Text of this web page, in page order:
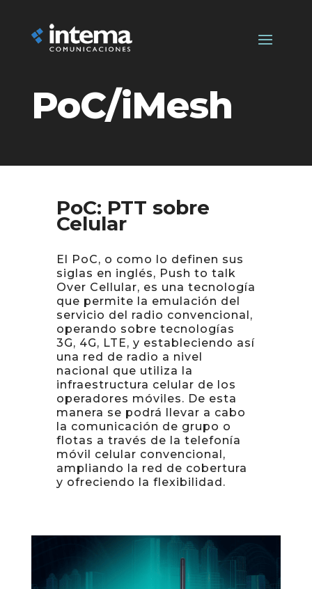
PoC/iMesh
PoC: PTT sobre
Celular
El PoC, o como lo definen sus
siglas en inglés, Push to talk
Over Cellular, es una tecnología
que permite la emulación del
servicio del radio convencional,
operando sobre tecnologías
3G, 4G, LTE, y estableciendo así
una red de radio a nivel
nacional que utiliza la
infraestructura celular de los
operadores móviles. De esta
manera se podrá llevar a cabo
la comunicación de grupo o
flotas a través de la telefonía
móvil celular convencional,
ampliando la red de cobertura
y ofreciendo la flexibilidad.